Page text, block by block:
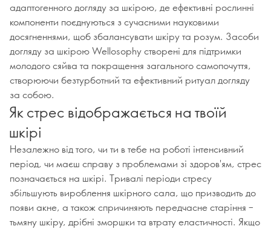
адаптогенного догляду за шкірою, де ефективні рослинні
компоненти поєднуються з сучасними науковими
досягненнями, щоб збалансувати шкіру та розум. Засоби
догляду за шкірою Wellosophy створені для підтримки
молодого сяйва та покращення загального самопочуття,
створюючи безтурботний та ефективний ритуал догляду
за собою.
Як стрес відображається на твоїй
шкірі
Незалежно від того, чи ти в тебе на роботі інтенсивний
період, чи маєш справу з проблемами зі здоров'ям, стрес
позначається на шкірі. Тривалі періоди стресу
збільшують вироблення шкірного сала, що призводить до
появи акне, а також спричиняють передчасне старіння –
тьмяну шкіру, дрібні зморшки та втрату еластичності. Якщо